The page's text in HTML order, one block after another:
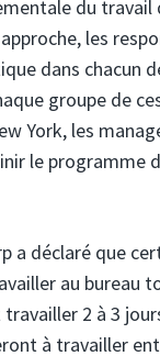
du travail
les
dans chacun
groupe de
York, les
le programme
a déclaré que
au bureau
2 à 3
à travailler